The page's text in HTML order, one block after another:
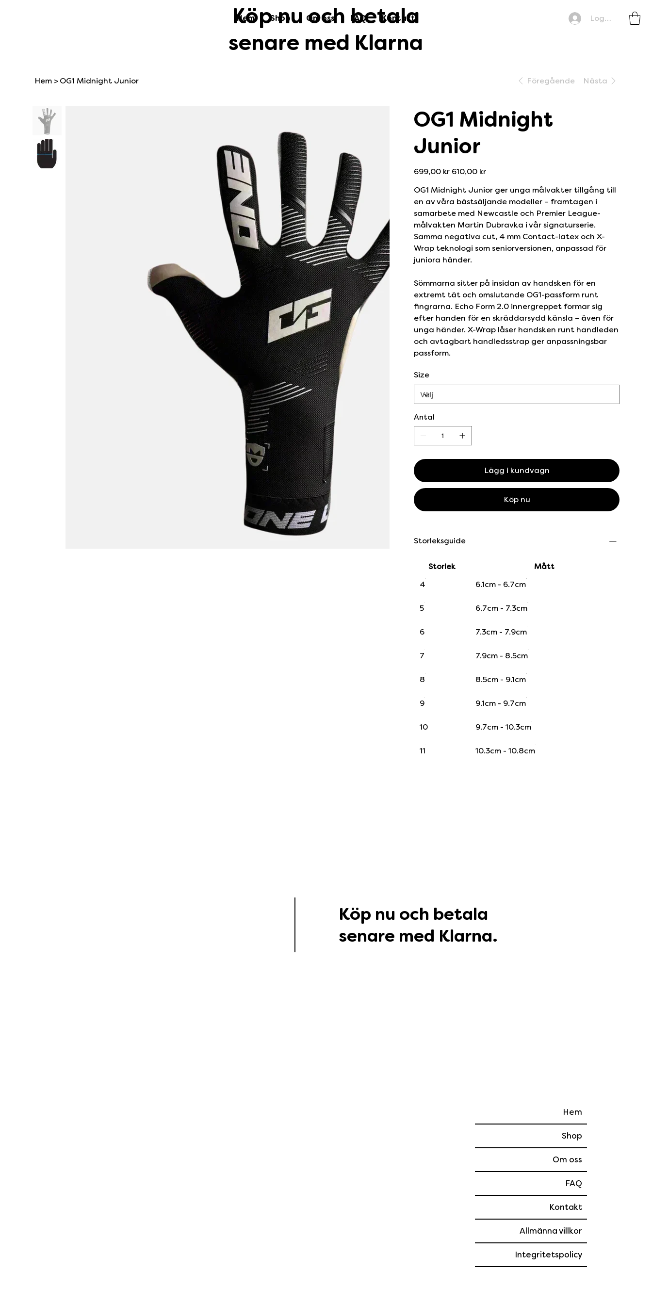
Köp nu och betala
senare med Klarna
Hem Shop Om oss FAQ Kontakt Logga in
Hem > OG1 Midnight Junior Föregående Nästa
OG1 Midnight
Junior
Originalpris
699,00 kr Reapris
610,00 kr
OG1 Midnight Junior ger unga målvakter tillgång till
en av våra bästsäljande modeller – framtagen i
samarbete med Newcastle och Premier League-
målvakten Martin Dubravka i vår signaturserie.
Samma negativa cut, 4 mm Contact-latex och X-
Wrap teknologi som seniorversionen, anpassad för
juniora händer.
Sömmarna sitter på insidan av handsken för en
extremt tät och omslutande OG1-passform runt
fingrarna. Echo Form 2.0 innergreppet formar sig
efter handen för en skräddarsydd känsla – även för
unga händer. X-Wrap låser handsken runt handleden
och avtagbart handledsstrap ger anpassningsbar
passform.
Size
Antal
Lägg i kundvagn
Köp nu
Storleksguide
Storlek
Mått
4
6.1cm - 6.7cm
5 6.7cm - 7.3cm
6 7.3cm - 7.9cm
7 7.9cm - 8.5cm
8 8.5cm - 9.1cm
9 9.1cm - 9.7cm
10 9.7cm - 10.3cm
11 10.3cm - 10.8cm
Köp nu och betala
senare med Klarna.
Hem
Shop
Om oss
FAQ
Kontakt
Allmänna villkor
Integritetspolicy